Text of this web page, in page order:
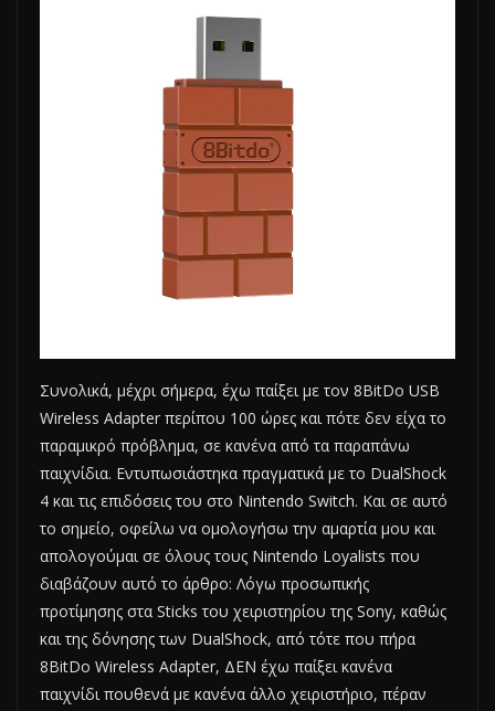
Συνολικά, μέχρι σήμερα, έχω παίξει με τον 8BitDo USB
Wireless Adapter περίπου 100 ώρες και πότε δεν είχα το
παραμικρό πρόβλημα, σε κανένα από τα παραπάνω
παιχνίδια. Εντυπωσιάστηκα πραγματικά με το DualShock
4 και τις επιδόσεις του στο Nintendo Switch. Και σε αυτό
το σημείο, οφείλω να ομολογήσω την αμαρτία μου και
απολογούμαι σε όλους τους Nintendo Loyalists που
διαβάζουν αυτό το άρθρο: Λόγω προσωπικής
προτίμησης στα Sticks του χειριστηρίου της Sony, καθώς
και της δόνησης των DualShock, από τότε που πήρα
8BitDo Wireless Adapter, ΔΕΝ έχω παίξει κανένα
παιχνίδι πουθενά με κανένα άλλο χειριστήριο, πέραν